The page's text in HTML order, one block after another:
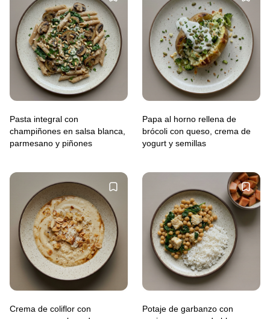
Pasta integral con
champiñones en salsa blanca,
parmesano y piñones
Papa al horno rellena de
brócoli con queso, crema de
yogurt y semillas
Crema de coliflor con
Potaje de garbanzo con